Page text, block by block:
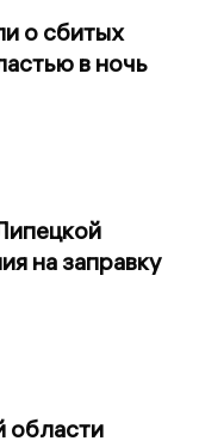
о сбитых
в ночь
на заправку
области